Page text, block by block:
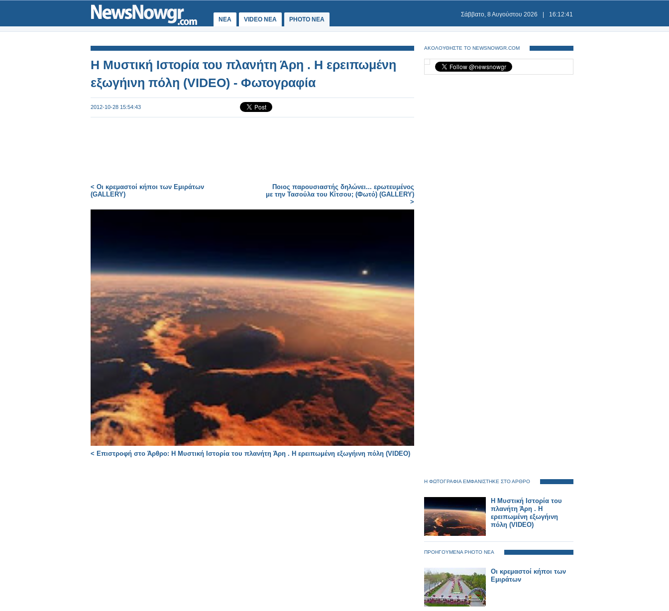
ΝΕΑ VIDEO NEA PHOTO NEA
Σάββατο, 8 Αυγούστου 2026 16:12:41
Η Μυστική Ιστορία του πλανήτη Άρη . Η ερειπωμένη
εξωγήινη πόλη (VIDEO) - Φωτογραφία
2012-10-28 15:54:43
< Οι κρεμαστοί κήποι των Εμιράτων
(GALLERY)
Ποιος παρουσιαστής δηλώνει... ερωτευμένος
με την Τασούλα του Κίτσου; (Φωτό) (GALLERY)
>
< Επιστροφή στο Άρθρο: Η Μυστική Ιστορία του πλανήτη Άρη . Η ερειπωμένη εξωγήινη πόλη (VIDEO)
ΑΚΟΛΟΥΘΗΣΤΕ ΤΟ NEWSNOWGR.COM
Η ΦΩΤΟΓΡΑΦΙΑ ΕΜΦΑΝΙΣΤΗΚΕ ΣΤΟ ΑΡΘΡΟ
Η Μυστική Ιστορία του
πλανήτη Άρη . Η
ερειπωμένη εξωγήινη
πόλη (VIDEO)
ΠΡΟΗΓΟΥΜΕΝΑ PHOTO ΝΕΑ
Οι κρεμαστοί κήποι των
Εμιράτων